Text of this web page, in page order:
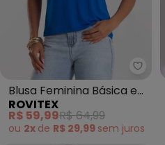
Blusa Feminina Básica em
Malha Visco (Azul)
ROVITEX
R$ 59,99R$ 64,99
ou 2x de R$ 29,99 sem juros